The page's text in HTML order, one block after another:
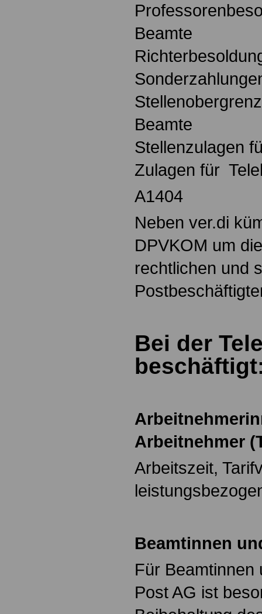
Beamte
Beamte
Stellenzulagen
Zulagen für
A1404
Neben ver.di
DPVKOM um
rechtlichen und
Bei der
Arbeitnehmer
Arbeitszeit,
Beamtinnen
Für Beamtinnen
Post AG ist